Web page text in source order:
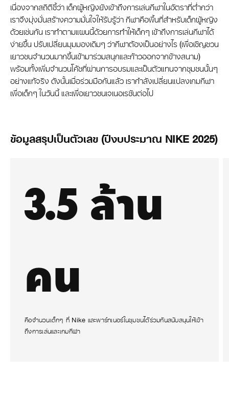
เนื่องจากสถิติชี้ว่า เด็กผู้หญิงยังเข้าถึงการเล่นกีฬาในอัตราที่ต่ำกว่า
เราจึงมุ่งมั่นสร้างความมั่นใจให้รับรู้ว่า กีฬาคือพื้นที่สำหรับเด็กผู้หญิง
ด้วยเช่นกัน เราทำตามแผนนี้ด้วยการทำให้เด็กๆ เข้าถึงการเล่นกีฬาได้
ง่ายขึ้น ปรับเปลี่ยนมุมมองเดิมๆ ว่ากีฬาต้องเป็นอย่างไร (เพื่อเชิญชวน
เยาวชนจำนวนมากขึ้นเข้ามาร่วมสนุกและก้าวออกจากข้างสนาม)
พร้อมทั้งเพิ่มจำนวนโค้ชที่ผ่านการอบรมและเป็นตัวแทนจากชุมชนนั้นๆ
อย่างแท้จริง ดังนั้นเมื่อร่วมมือกันแล้ว เรากำลังเปลี่ยนแปลงเกมกีฬา
เพื่อเด็กๆ ในวันนี้ และเพื่อเยาวชนเจเนอเรชันต่อไป
ข้อมูลสรุปเป็นตัวเลข (ปีงบประมาณ NIKE 2025)
3.5 ล้าน
คน
คือจำนวนเด็กๆ ที่ Nike และพาร์ทเนอร์ในชุมชนได้ร่วมกันสนับสนุนให้เข้า
ถึงการเล่นและเกมกีฬา